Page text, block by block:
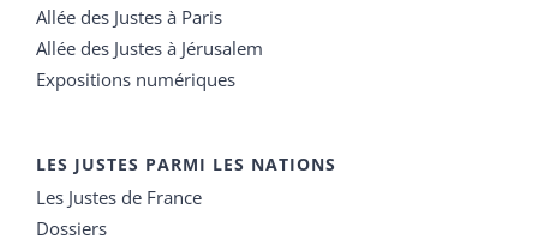
Allée des Justes à Paris
Allée des Justes à Jérusalem
Expositions numériques
LES JUSTES PARMI LES NATIONS
Les Justes de France
Dossiers